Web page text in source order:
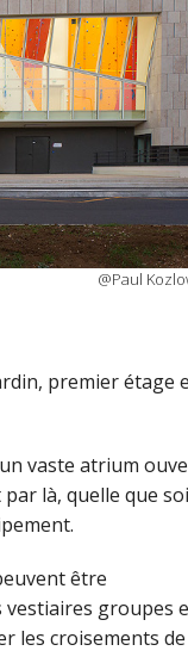
@Paul
premier étage
un vaste atrium
là, quelle que
être
vestiaires groupes
les croisements de